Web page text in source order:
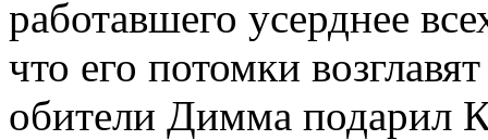
работавшего усерднее
что его потомки
обители Димма подарил